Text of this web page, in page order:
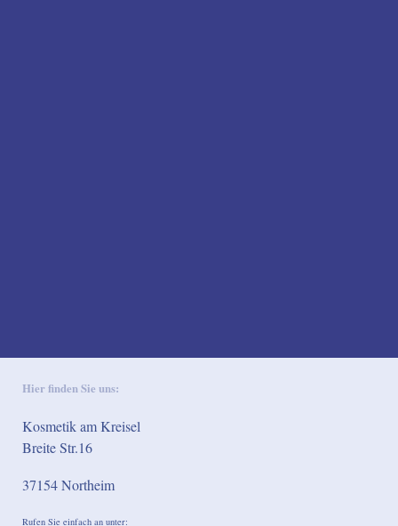
Hier finden Sie uns:
Kosmetik am Kreisel
Breite Str.16
37154Northeim
Rufen Sie einfach an unter: